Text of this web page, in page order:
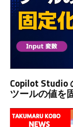
Copilot Studio
ツールの値を